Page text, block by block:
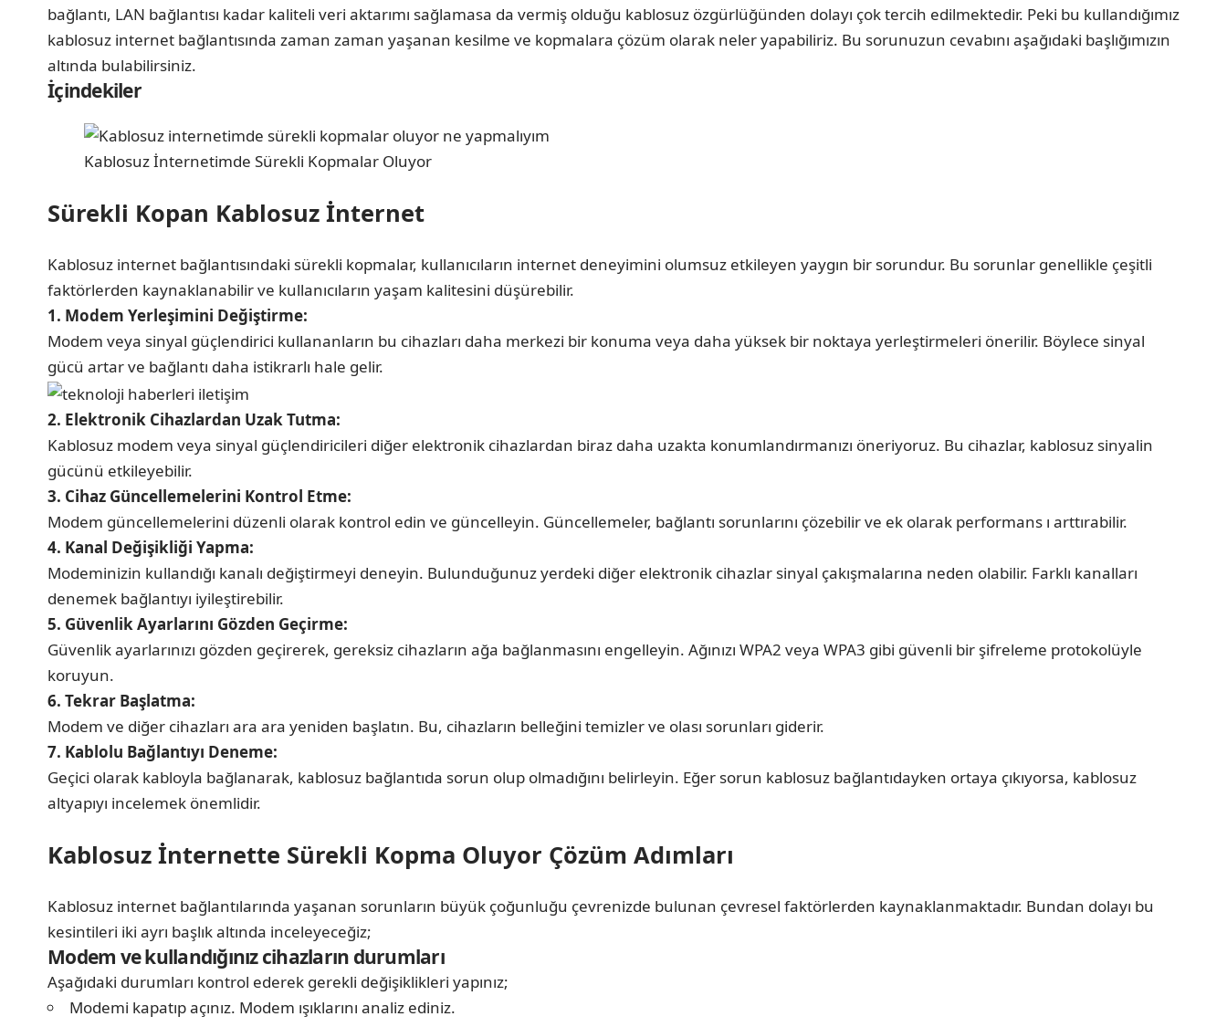
bağlantı, LAN bağlantısı kadar kaliteli veri aktarımı sağlamasa da vermiş olduğu kablosuz özgürlüğünden dolayı çok tercih edilmektedir. Peki bu kullandığımız
kablosuz internet bağlantısında zaman zaman yaşanan kesilme ve kopmalara çözüm olarak neler yapabiliriz. Bu sorunuzun cevabını aşağıdaki başlığımızın
altında bulabilirsiniz.
İçindekiler
Kablosuz İnternetimde Sürekli Kopmalar Oluyor
Sürekli Kopan Kablosuz İnternet
Kablosuz internet bağlantısındaki sürekli kopmalar, kullanıcıların internet deneyimini olumsuz etkileyen yaygın bir sorundur. Bu sorunlar genellikle çeşitli
faktörlerden kaynaklanabilir ve kullanıcıların yaşam kalitesini düşürebilir.
1. Modem Yerleşimini Değiştirme:
Modem veya sinyal güçlendirici kullananların bu cihazları daha merkezi bir konuma veya daha yüksek bir noktaya yerleştirmeleri önerilir. Böylece sinyal
gücü artar ve bağlantı daha istikrarlı hale gelir.
2. Elektronik Cihazlardan Uzak Tutma:
Kablosuz modem veya sinyal güçlendiricileri diğer elektronik cihazlardan biraz daha uzakta konumlandırmanızı öneriyoruz. Bu cihazlar, kablosuz sinyalin
gücünü etkileyebilir.
3. Cihaz Güncellemelerini Kontrol Etme:
Modem güncellemelerini düzenli olarak kontrol edin ve güncelleyin. Güncellemeler, bağlantı sorunlarını çözebilir ve ek olarak performans ı arttırabilir.
4. Kanal Değişikliği Yapma:
Modeminizin kullandığı kanalı değiştirmeyi deneyin. Bulunduğunuz yerdeki diğer elektronik cihazlar sinyal çakışmalarına neden olabilir. Farklı kanalları
denemek bağlantıyı iyileştirebilir.
5. Güvenlik Ayarlarını Gözden Geçirme:
Güvenlik ayarlarınızı gözden geçirerek, gereksiz cihazların ağa bağlanmasını engelleyin. Ağınızı WPA2 veya WPA3 gibi güvenli bir şifreleme protokolüyle
koruyun.
6. Tekrar Başlatma:
Modem ve diğer cihazları ara ara yeniden başlatın. Bu, cihazların belleğini temizler ve olası sorunları giderir.
7. Kablolu Bağlantıyı Deneme:
Geçici olarak kabloyla bağlanarak, kablosuz bağlantıda sorun olup olmadığını belirleyin. Eğer sorun kablosuz bağlantıdayken ortaya çıkıyorsa, kablosuz
altyapıyı incelemek önemlidir.
Kablosuz İnternette Sürekli Kopma Oluyor Çözüm Adımları
Kablosuz internet bağlantılarında yaşanan sorunların büyük çoğunluğu çevrenizde bulunan çevresel faktörlerden kaynaklanmaktadır. Bundan dolayı bu
kesintileri iki ayrı başlık altında inceleyeceğiz;
Modem ve kullandığınız cihazların durumları
Aşağıdaki durumları kontrol ederek gerekli değişiklikleri yapınız;
Modemi kapatıp açınız. Modem ışıklarını analiz ediniz.